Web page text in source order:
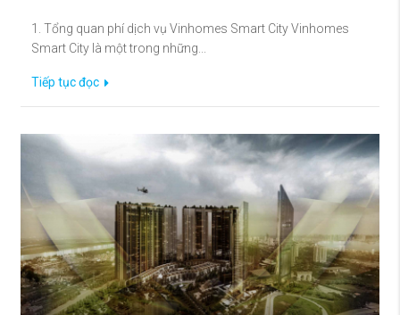
1. Tổng quan phí dịch vụ Vinhomes Smart City Vinhomes
Smart City là một trong những...
Tiếp tục đọc